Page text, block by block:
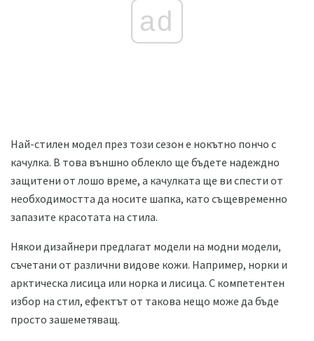
ad
Най-стилен модел през този сезон е нокътно пончо с
качулка. В това външно облекло ще бъдете надеждно
защитени от лошо време, а качулката ще ви спести от
необходимостта да носите шапка, като същевременно
запазите красотата на стила.
Някои дизайнери предлагат модели на модни модели,
съчетани от различни видове кожи. Например, норки и
арктическа лисица или норка и лисица. С компетентен
избор на стил, ефектът от такова нещо може да бъде
просто зашеметяващ.